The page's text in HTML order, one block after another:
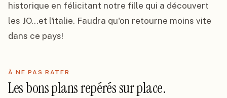
historique en félicitant notre fille qui a découvert
les JO...et l'italie. Faudra qu'on retourne moins vite
dans ce pays!
À NE PAS RATER
Les bons plans repérés sur place.